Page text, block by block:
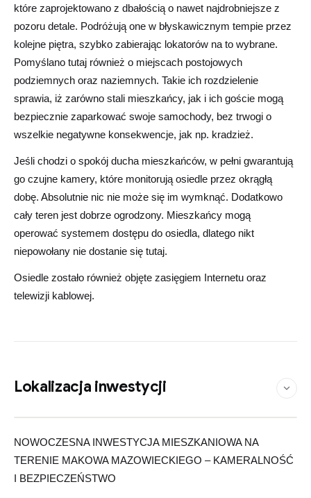
które zaprojektowano z dbałością o nawet najdrobniejsze z
pozoru detale. Podróżują one w błyskawicznym tempie przez
kolejne piętra, szybko zabierając lokatorów na to wybrane.
Pomyślano tutaj również o miejscach postojowych
podziemnych oraz naziemnych. Takie ich rozdzielenie
sprawia, iż zarówno stali mieszkańcy, jak i ich goście mogą
bezpiecznie zaparkować swoje samochody, bez trwogi o
wszelkie negatywne konsekwencje, jak np. kradzież.
Jeśli chodzi o spokój ducha mieszkańców, w pełni gwarantują
go czujne kamery, które monitorują osiedle przez okrągłą
dobę. Absolutnie nic nie może się im wymknąć. Dodatkowo
cały teren jest dobrze ogrodzony. Mieszkańcy mogą
operować systemem dostępu do osiedla, dlatego nikt
niepowołany nie dostanie się tutaj.
Osiedle zostało również objęte zasięgiem Internetu oraz
telewizji kablowej.
Lokalizacja inwestycji
Makowe Tarasy
+
−
Zobacz na mapie
NOWOCZESNA INWESTYCJA MIESZKANIOWA NA
TERENIE MAKOWA MAZOWIECKIEGO – KAMERALNOŚĆ
I BEZPIECZEŃSTWO